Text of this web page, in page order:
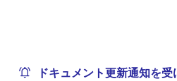
ドキュメント更新通知を受